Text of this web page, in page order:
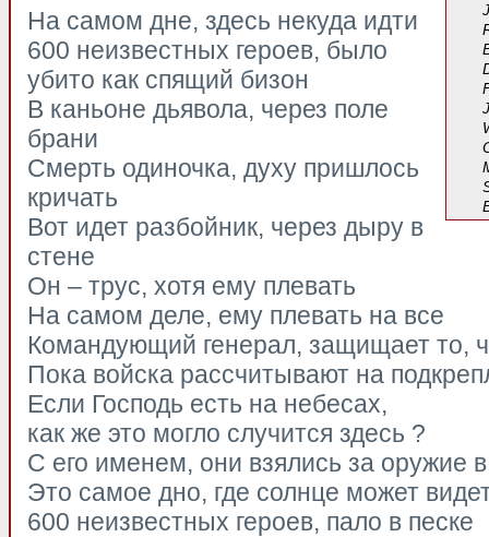
На самом дне, здесь некуда идти
600 неизвестных героев, было
убито как спящий бизон
В каньоне дьявола, через поле
брани
Смерть одиночка, духу пришлось
кричать
Вот идет разбойник, через дыру в
стене
Он – трус, хотя ему плевать
На самом деле, ему плевать на все
Командующий генерал, защищает то,
Пока войска рассчитывают на
Если Господь есть на небесах,
как же это могло случится здесь ?
С его именем, они взялись за оружие
Это самое дно, где солнце может
600 неизвестных героев, пало в песке